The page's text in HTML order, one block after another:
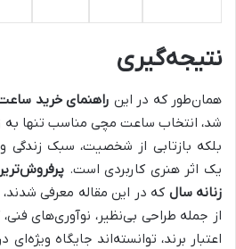
نتیجه‌گیری
همان‌طور که در این راهنمای خرید
شد، انتخاب ساعت مچی مناسب تنها
بلکه بازتابی از شخصیت، سبک زندگی
یک اثر هنری کاربردی است.
زنانه سال که در این مقاله معرفی
از جمله طراحی بی‌نظیر، نوآوری‌های
اعتبار برند، توانسته‌اند جایگاه